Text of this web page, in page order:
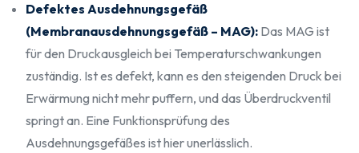
Defektes Ausdehnungsgefäß
(Membranausdehnungsgefäß – MAG): Das MAG ist
für den Druckausgleich bei Temperaturschwankungen
zuständig. Ist es defekt, kann es den steigenden Druck bei
Erwärmung nicht mehr puffern, und das Überdruckventil
springt an. Eine Funktionsprüfung des
Ausdehnungsgefäßes ist hier unerlässlich.